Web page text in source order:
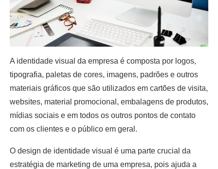
A identidade visual da empresa é composta por logos,
tipografia, paletas de cores, imagens, padrões e outros
materiais gráficos que são utilizados em cartões de visita,
websites, material promocional, embalagens de produtos,
mídias sociais e em todos os outros pontos de contato
com os clientes e o público em geral.
O design de identidade visual é uma parte crucial da
estratégia de marketing de uma empresa, pois ajuda a